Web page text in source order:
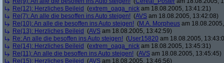
Re(12): Herzliches Beileid (extrem_oaga_nick am 18.08.2005, 13:41:21)
Re(7): An alle die besoffen ins Auto steigen! (AVS am 18.08.2005, 13:42:08)
Re(10): An alle die besoffen ins Auto steigen! (M.A. Morpheus am
Re(13): Herzliches Beileid (AVS am 18.08.2005, 13:42:59)
Re: An alle die besoffen ins Auto steigen! (User15820 am 18.08.2005,
Re(14): Herzliches Beileid (extrem_oaga_nick am 18.08.2005, 13:45:31)
Re(11): An alle die besoffen ins Auto steigen! (AVS am 18.08.2005, 13:45:45)
Re(15): Herzliches Beileid (AVS am 18.08.2005, 13:46:56)